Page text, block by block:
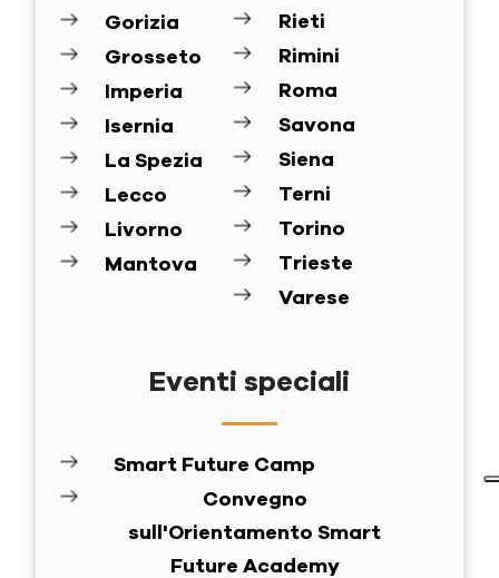
Gorizia
Grosseto
Imperia
Isernia
La Spezia
Lecco
Livorno
Mantova
Rieti
Rimini
Roma
Savona
Siena
Terni
Torino
Trieste
Varese
Eventi speciali
Smart Future Camp
Convegno
sull'Orientamento Smart
Future Academy